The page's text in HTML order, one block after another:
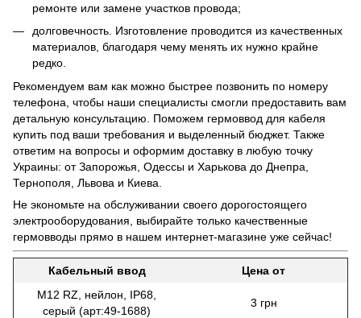
ремонте или замене участков провода;
долговечность. Изготовление проводится из качественных
материалов, благодаря чему менять их нужно крайне
редко.
Рекомендуем вам как можно быстрее позвонить по номеру
телефона, чтобы наши специалисты смогли предоставить вам
детальную консультацию. Поможем гермоввод для кабеля
купить под ваши требования и выделенный бюджет. Также
ответим на вопросы и оформим доставку в любую точку
Украины: от Запорожья, Одессы и Харькова до Днепра,
Тернополя, Львова и Киева.
Не экономьте на обслуживании своего дорогостоящего
электрооборудования, выбирайте только качественные
гермовводы прямо в нашем интернет-магазине уже сейчас!
Кабельный ввод
Цена от
М12 RZ, нейлон, IP68,
серый (арт:49-1688)
3 грн